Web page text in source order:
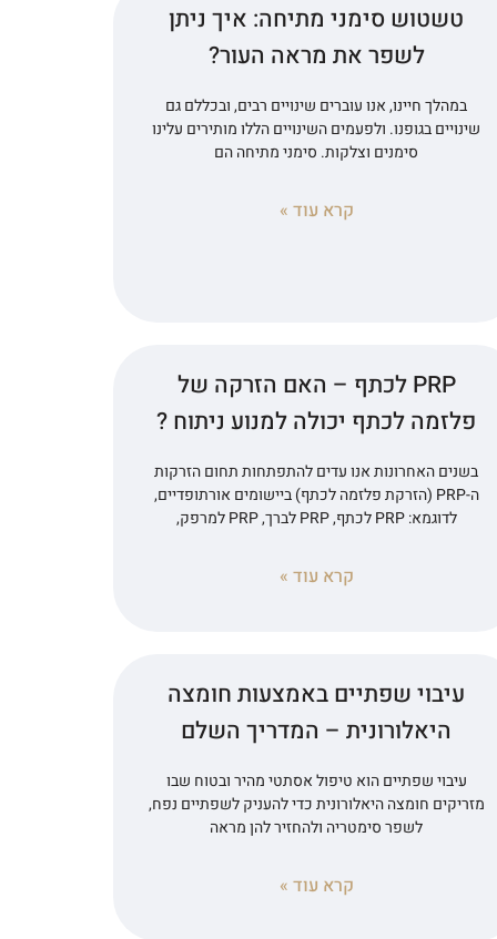
טשטוש סימני מתיחה: איך ניתן
לשפר את מראה העור?
במהלך חיינו, אנו עוברים שינויים רבים, ובכללם גם
שינויים בגופנו. ולפעמים השינויים הללו מותירים עלינו
סימנים וצלקות. סימני מתיחה הם
קרא עוד »
PRP לכתף – האם הזרקה של
פלזמה לכתף יכולה למנוע ניתוח ?
בשנים האחרונות אנו עדים להתפתחות תחום הזרקות
ה-PRP (הזרקת פלזמה לכתף) ביישומים אורתופדיים,
לדוגמא: PRP לכתף, PRP לברך, PRP למרפק,
קרא עוד »
עיבוי שפתיים באמצעות חומצה
היאלורונית – המדריך השלם
עיבוי שפתיים הוא טיפול אסתטי מהיר ובטוח שבו
מזריקים חומצה היאלורונית כדי להעניק לשפתיים נפח,
לשפר סימטריה ולהחזיר להן מראה
קרא עוד »